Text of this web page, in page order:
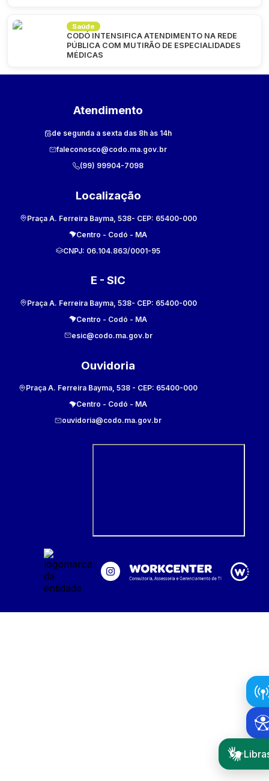
Saúde
CODÓ INTENSIFICA ATENDIMENTO NA REDE
PÚBLICA COM MUTIRÃO DE ESPECIALIDADES
MÉDICAS
Atendimento
de segunda a sexta das 8h às 14h
faleconosco@codo.ma.gov.br
(99) 99904-7098
Localização
Praça A. Ferreira Bayma, 538- CEP: 65400-000
Centro - Codó - MA
CNPJ: 06.104.863/0001-95
E - SIC
Praça A. Ferreira Bayma, 538- CEP: 65400-000
Centro - Codó - MA
esic@codo.ma.gov.br
Ouvidoria
Praça A. Ferreira Bayma, 538 - CEP: 65400-000
Centro - Codó - MA
ouvidoria@codo.ma.gov.br